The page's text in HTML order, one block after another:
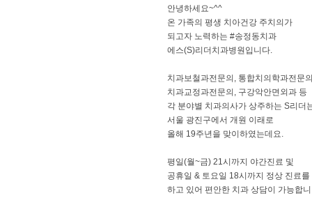
​안녕하세요~^^
온 가족의 평생 치아건강 주치의가
되고자 노력하는 #송정동치과
에스(S)리더치과병원입니다.​
치과보철과전문의, 통합치의학과전문
치과교정과전문의, 구강악안면외과 등
각 분야별 치과의사가 상주하는 S리더
서울 광진구에서 개원 이래로
올해 19주년을 맞이하였는데요.
평일(월~금) 21시까지 야간진료 및
공휴일 & 토요일 18시까지 정상 진료를
하고 있어 편안한 치과 상담이 가능합